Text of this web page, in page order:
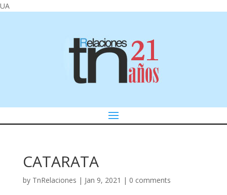
UA
CATARATA
by TnRelaciones | Jan 9, 2021 | 0 comments